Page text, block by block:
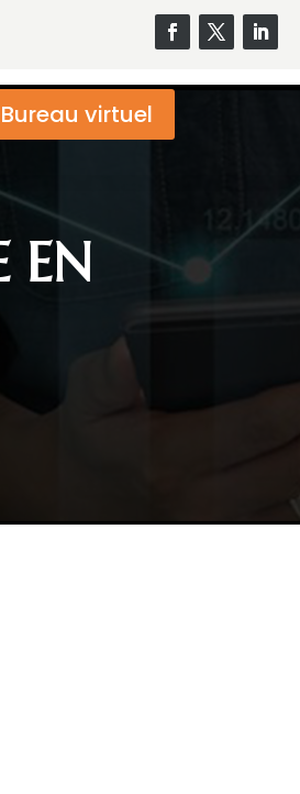
Bureau virtuel
EN